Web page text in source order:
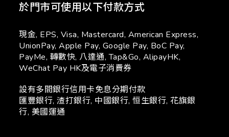
於門市可使用以下付款方式
現金, EPS, Visa, Mastercard, American Express,
UnionPay, Apple Pay, Google Pay, BoC Pay,
PayMe, 轉數快, 八達通, Tap&Go, AlipayHK,
WeChat Pay HK及電子消費券
設有多間銀行信用卡免息分期付款
匯豐銀行, 渣打銀行, 中國銀行, 恒生銀行, 花旗銀
行, 美國運通